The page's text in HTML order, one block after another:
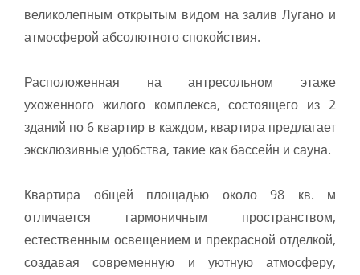
великолепным открытым видом на залив Лугано и
атмосферой абсолютного спокойствия.
Расположенная на антресольном этаже
ухоженного жилого комплекса, состоящего из 2
зданий по 6 квартир в каждом, квартира предлагает
эксклюзивные удобства, такие как бассейн и сауна.
Квартира общей площадью около 98 кв. м
отличается гармоничным пространством,
естественным освещением и прекрасной отделкой,
создавая современную и уютную атмосферу,